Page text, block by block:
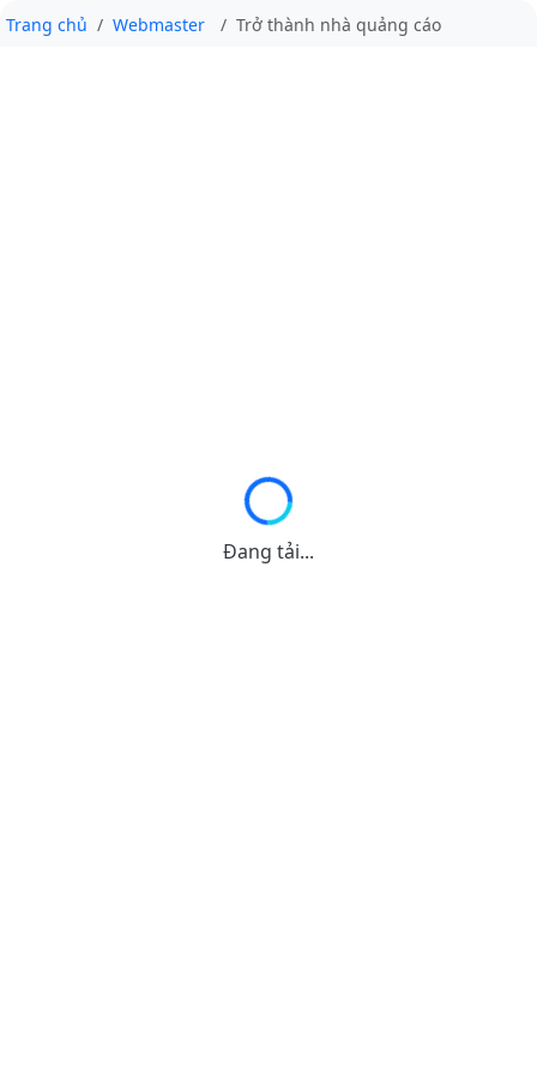
Trang chủ Webmaster Trở thành nhà quảng cáo
Đang tải...